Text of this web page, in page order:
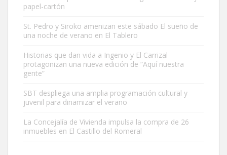
Busco adopción responsable para mi perra. Pastor alemán,
hembra, 4 años. Por motivos personales ...
Leales.org » Gran Canaria
papel-cartón
St. Pedro y Siroko amenizan este sábado El sueño de
una noche de verano en El Tablero
Historias que dan vida a Ingenio y El Carrizal
protagonizan una nueva edición de “Aquí nuestra
gente”
SBT despliega una amplia programación cultural y
juvenil para dinamizar el verano
La Concejalía de Vivienda impulsa la compra de 26
inmuebles en El Castillo del Romeral